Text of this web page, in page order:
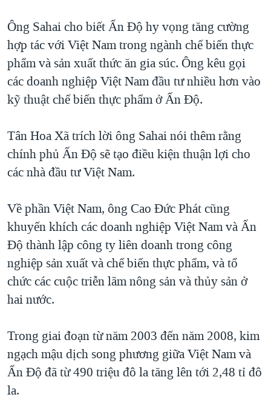
Ông Sahai cho biết Ấn Độ hy vọng tăng cường
hợp tác với Việt Nam trong ngành chế biến thực
phẩm và sản xuất thức ăn gia súc. Ông kêu gọi
các doanh nghiệp Việt Nam đầu tư nhiều hơn vào
kỹ thuật chế biến thực phẩm ở Ấn Độ.
Tân Hoa Xã trích lời ông Sahai nói thêm rằng
chính phủ Ấn Độ sẽ tạo điều kiện thuận lợi cho
các nhà đầu tư Việt Nam.
Về phần Việt Nam, ông Cao Đức Phát cũng
khuyến khích các doanh nghiệp Việt Nam và Ấn
Độ thành lập công ty liên doanh trong công
nghiệp sản xuất và chế biến thực phẩm, và tổ
chức các cuộc triễn lãm nông sản và thủy sản ở
hai nước.
Trong giai đoạn từ năm 2003 đến năm 2008, kim
ngạch mậu dịch song phương giữa Việt Nam và
Ấn Độ đã từ 490 triệu đô la tăng lên tới 2,48 tỉ đô
la.